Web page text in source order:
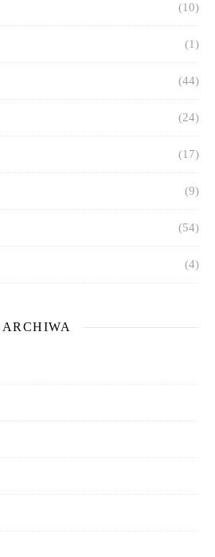
(10)
(1)
(44)
(24)
(17)
(9)
(54)
(4)
ARCHIWA